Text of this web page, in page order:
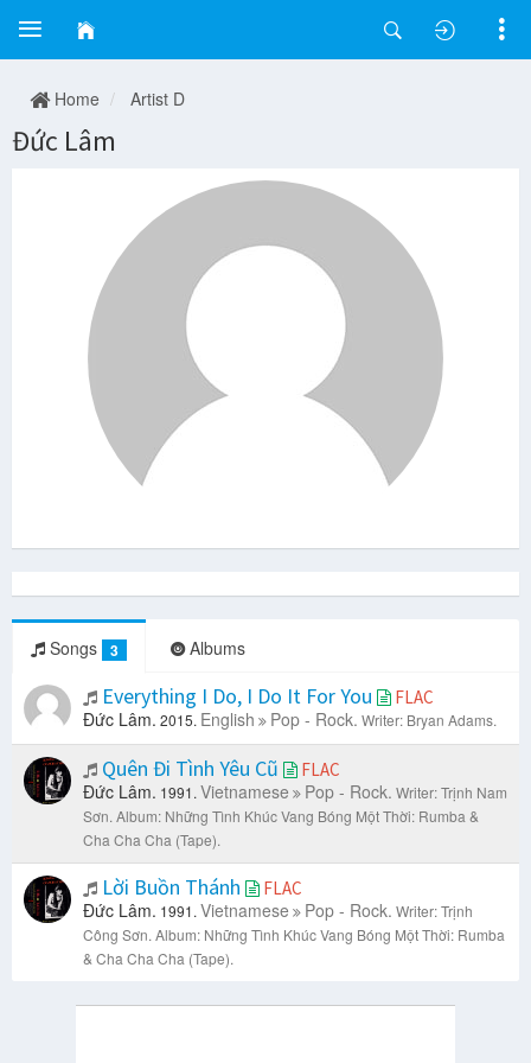
Home Artist D
Đức Lâm
Songs 3 Albums
Everything I Do, I Do It For You FLAC
Đức Lâm. 2015. English Pop - Rock. Writer: Bryan Adams.
Quên Đi Tình Yêu Cũ FLAC
Đức Lâm. 1991. Vietnamese Pop - Rock. Writer: Trịnh Nam
Sơn. Album: Những Tình Khúc Vang Bóng Một Thời: Rumba &
Cha Cha Cha (Tape).
Lời Buồn Thánh FLAC
Đức Lâm. 1991. Vietnamese Pop - Rock. Writer: Trịnh
Công Sơn. Album: Những Tình Khúc Vang Bóng Một Thời: Rumba
& Cha Cha Cha (Tape).